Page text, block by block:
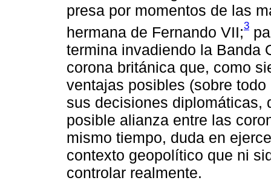
presa por momentos de las
hermana de Fernando VII;3
termina invadiendo la Banda
corona británica que, como
ventajas posibles (sobre
sus decisiones diplomáticas,
posible alianza entre las
mismo tiempo, duda en
contexto geopolítico que ni
controlar realmente.